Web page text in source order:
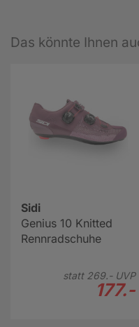
Das könnte Ihnen
Sidi
Genius 10 Knitted
Rennradschuhe
statt 269.-UVP
177.-